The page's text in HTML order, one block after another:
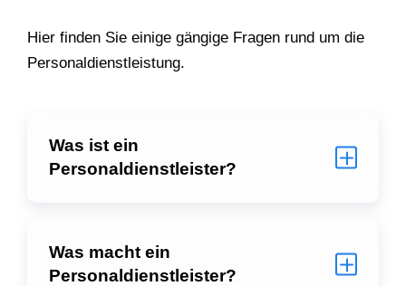
Hier finden Sie einige gängige Fragen rund um die
Personaldienstleistung.
Was ist ein
Personaldienstleister?
Was macht ein
Personaldienstleister?